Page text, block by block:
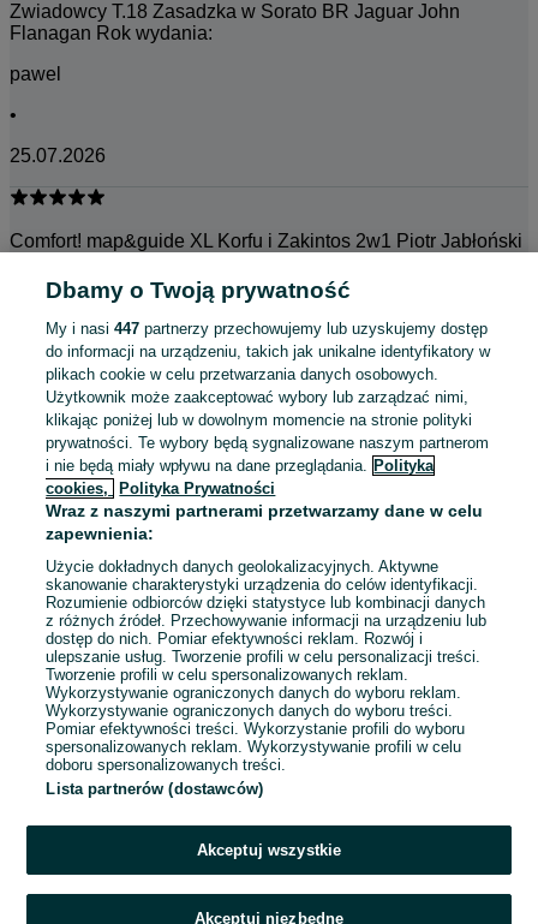
Zwiadowcy T.18 Zasadzka w Sorato BR Jaguar John
Flanagan Rok wydania:
pawel
•
25.07.2026
Comfort! map&guide XL Korfu i Zakintos 2w1 Piotr Jabłoński
Marta
24.07.2026
Przedmiot zgodny z opisem
Pakiet: Grey, Mroczniej, Wyzwolony Sonia Draga EL James,
Beata
24.07.2026
Przedmiot zgodny z opisem
Bezpieczne opakowanie
Szybko nadane
Dbamy o Twoją prywatność
My i nasi447 partnerzy przechowujemy lub uzyskujemy dostęp
do informacji na urządzeniu, takich jak unikalne identyfikatory w
plikach cookie w celu przetwarzania danych osobowych.
Użytkownik może zaakceptować wybory lub zarządzać nimi,
klikając poniżej lub w dowolnym momencie na stronie polityki
prywatności. Te wybory będą sygnalizowane naszym partnerom
i nie będą miały wpływu na dane przeglądania. Polityka
cookies,
Polityka Prywatności
Wraz z naszymi partnerami przetwarzamy dane w celu
zapewnienia:
Użycie dokładnych danych geolokalizacyjnych. Aktywne
skanowanie charakterystyki urządzenia do celów identyfikacji.
Rozumienie odbiorców dzięki statystyce lub kombinacji danych
z różnych źródeł. Przechowywanie informacji na urządzeniu lub
dostęp do nich. Pomiar efektywności reklam. Rozwój i
ulepszanie usług. Tworzenie profili w celu personalizacji treści.
Tworzenie profili w celu spersonalizowanych reklam.
Wykorzystywanie ograniczonych danych do wyboru reklam.
Wykorzystywanie ograniczonych danych do wyboru treści.
Pomiar efektywności treści. Wykorzystanie profili do wyboru
spersonalizowanych reklam. Wykorzystywanie profili w celu
doboru spersonalizowanych treści.
Lista partnerów (dostawców)
Akceptuj wszystkie
Akceptuj niezbędne